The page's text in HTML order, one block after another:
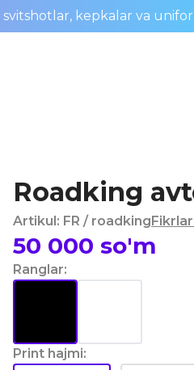
kepkalar va
Roadking
Artikul: FR / roadkingFikrlar
50 000 so'm
Ranglar:
Print hajmi: